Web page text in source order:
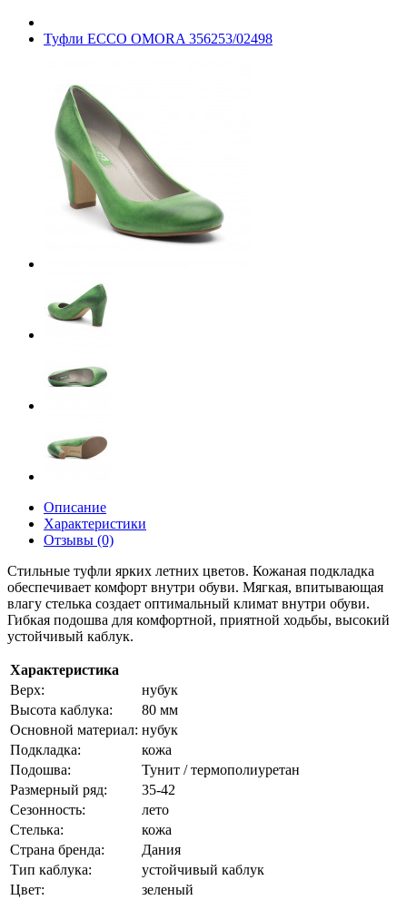
Туфли ECCO OMORA 356253/02498
Описание
Характеристики
Отзывы (0)
Стильные туфли ярких летних цветов. Кожаная подкладка
обеспечивает комфорт внутри обуви. Мягкая, впитывающая
влагу стелька создает оптимальный климат внутри обуви.
Гибкая подошва для комфортной, приятной ходьбы, высокий
устойчивый каблук.
Характеристика
Верх:
нубук
Высота каблука:
80 мм
Основной материал: нубук
Подкладка:
кожа
Подошва:
Тунит / термополиуретан
Размерный ряд:
35-42
Сезонность:
лето
Стелька:
кожа
Страна бренда:
Дания
Тип каблука:
устойчивый каблук
Цвет:
зеленый